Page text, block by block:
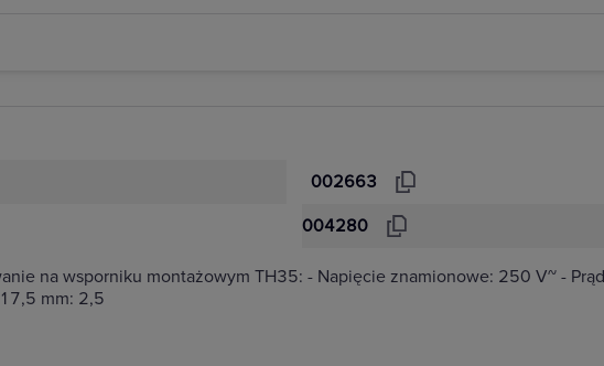
002663
004280
na wsporniku montażowym TH35: - Napięcie znamionowe: 250 V~ -
mm: 2,5